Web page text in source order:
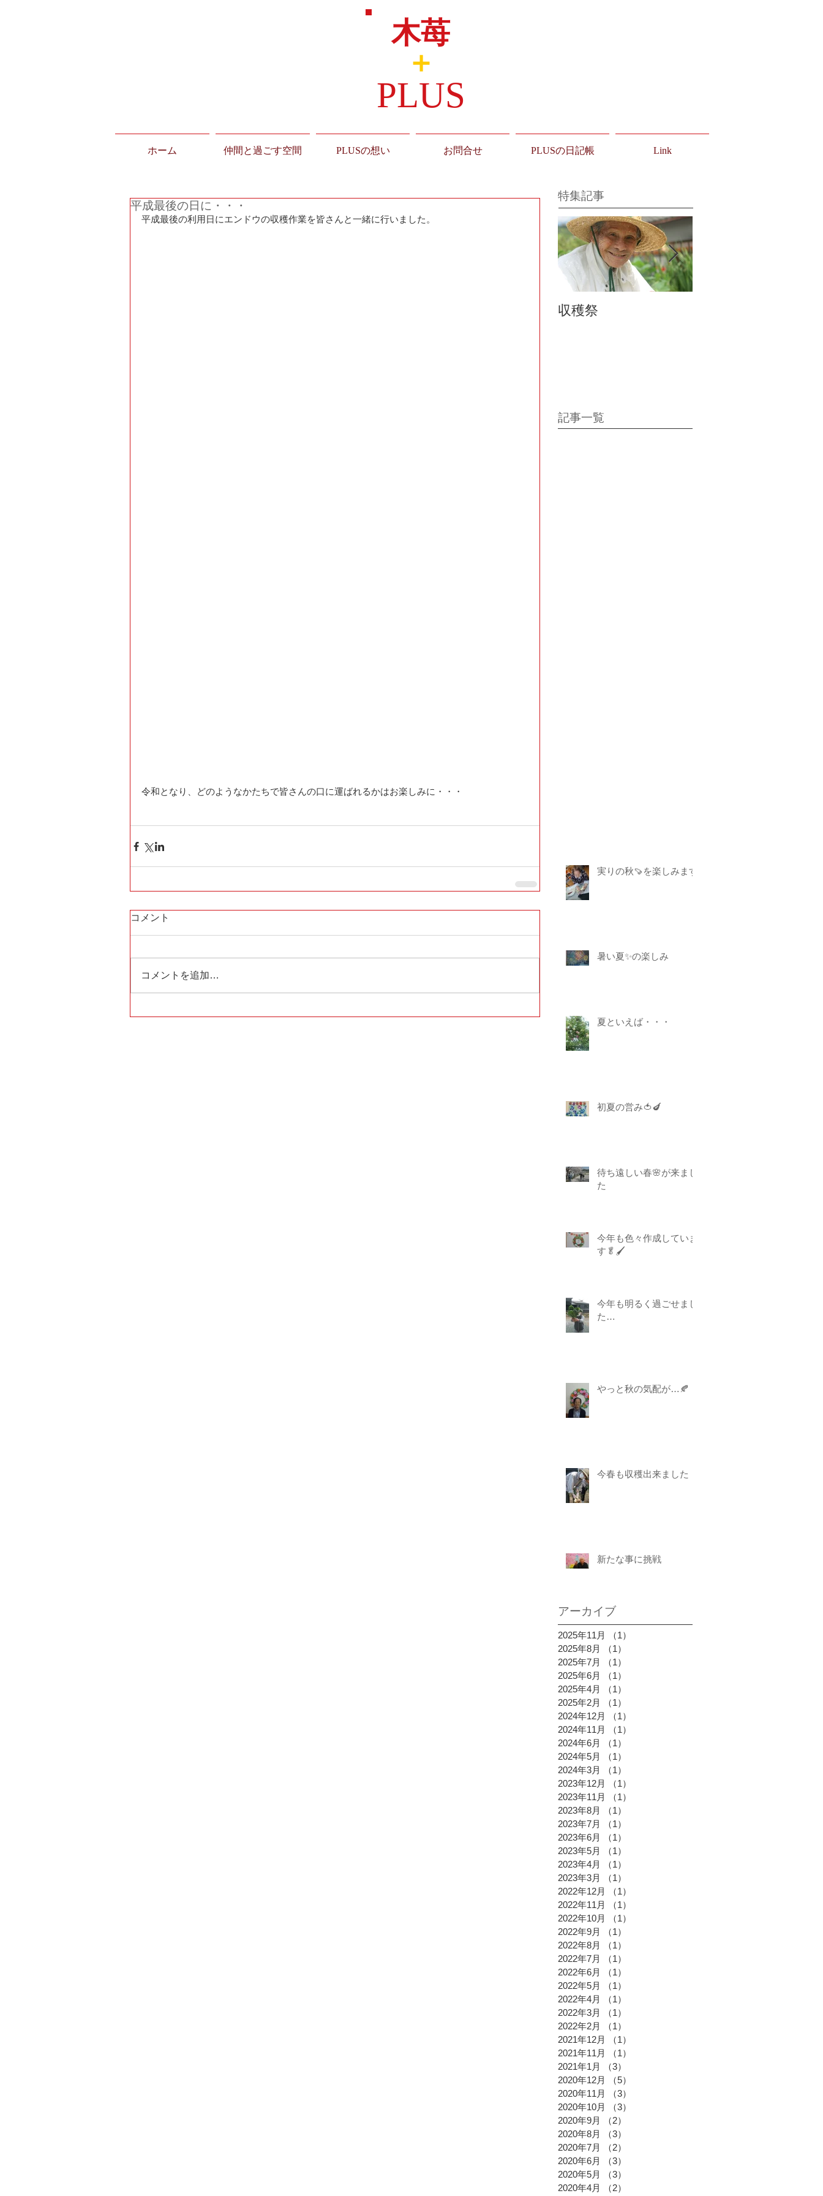
木苺
＋
PLUS
ホーム 仲間と過ごす空間 PLUSの想い お問合せ PLUSの日記帳 Link
平成最後の日に・・・
平成最後の利用日にエンドウの収穫作業を皆さんと一緒に行いました。
令和となり、どのようなかたちで皆さんの口に運ばれるかはお楽しみに・・・
コメント
コメントを追加…
特集記事
収穫祭
記事一覧
実りの秋🍠を楽しみます
暑い夏✨の楽しみ
夏といえば・・・
初夏の営み🍅🍆
待ち遠しい春🌸が来まし
た
今年も色々作成していま
す🥬🖌
今年も明るく過ごせまし
た…
やっと秋の気配が…🍂
今春も収穫出来ました
新たな事に挑戦
アーカイブ
2025年11月 （1）
2025年8月
（1）
2025年7月
（1）
2025年6月
（1）
2025年4月
（1）
2025年2月
（1）
2024年12月
（1）
2024年11月
（1）
2024年6月
（1）
2024年5月
（1）
2024年3月
（1）
2023年12月
（1）
2023年11月
（1）
2023年8月
（1）
2023年7月
（1）
2023年6月
（1）
2023年5月
（1）
2023年4月
（1）
2023年3月
（1）
2022年12月
（1）
2022年11月
（1）
2022年10月
（1）
2022年9月
（1）
2022年8月
（1）
2022年7月
（1）
2022年6月
（1）
2022年5月
（1）
2022年4月
（1）
2022年3月
（1）
2022年2月
（1）
2021年12月
（1）
2021年11月
（1）
2021年1月
（3）
2020年12月
（5）
2020年11月
（3）
2020年10月
（3）
2020年9月
（2）
2020年8月
（3）
2020年7月
（2）
2020年6月
（3）
2020年5月
（3）
2020年4月
（2）